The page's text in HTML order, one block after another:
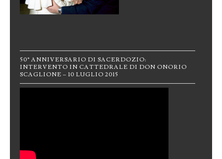
50° ANNIVERSARIO DI SACERDOZIO:
INTERVENTO IN CATTEDRALE DI DON ONORIO
SCAGLIONE – 10 LUGLIO 2015